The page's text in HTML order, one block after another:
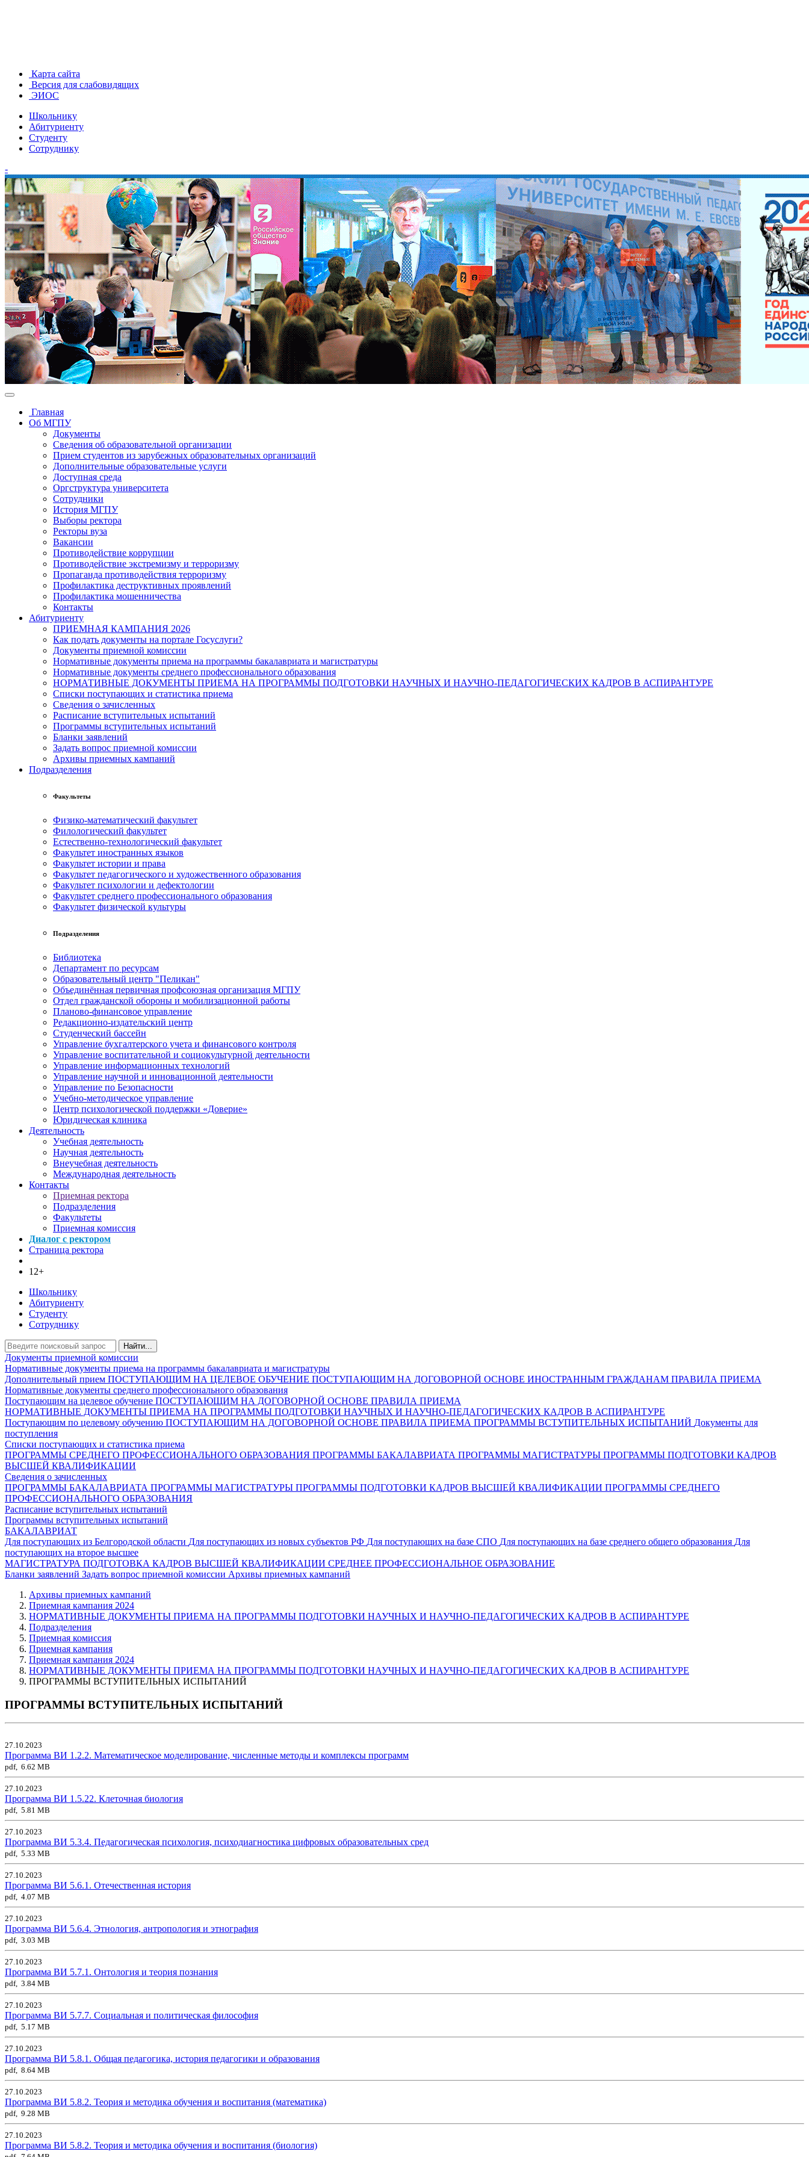
Карта сайта
Версия для слабовидящих
ЭИОС
Школьнику
Абитуриенту
Студенту
Сотруднику
-
Главная
Об МГПУ
Документы
Сведения об образовательной организации
Прием студентов из зарубежных образовательных организаций
Дополнительные образовательные услуги
Доступная среда
Оргструктура университета
Сотрудники
История МГПУ
Выборы ректора
Ректоры вуза
Вакансии
Противодействие коррупции
Противодействие экстремизму и терроризму
Пропаганда противодействия терроризму
Профилактика деструктивных проявлений
Профилактика мошенничества
Контакты
Абитуриенту
ПРИЕМНАЯ КАМПАНИЯ 2026
Как подать документы на портале Госуслуги?
Документы приемной комиссии
Нормативные документы приема на программы бакалавриата и магистратуры
Нормативные документы среднего профессионального образования
НОРМАТИВНЫЕ ДОКУМЕНТЫ ПРИЕМА НА ПРОГРАММЫ ПОДГОТОВКИ НАУЧНЫХ И НАУЧНО-ПЕДАГОГИЧЕСКИХ КАДРОВ В АСПИРАНТУРЕ
Списки поступающих и статистика приема
Сведения о зачисленных
Расписание вступительных испытаний
Программы вступительных испытаний
Бланки заявлений
Задать вопрос приемной комиссии
Архивы приемных кампаний
Подразделения
Факультеты
Физико-математический факультет
Филологический факультет
Естественно-технологический факультет
Факультет иностранных языков
Факультет истории и права
Факультет педагогического и художественного образования
Факультет психологии и дефектологии
Факультет среднего профессионального образования
Факультет физической культуры
Подразделения
Библиотека
Департамент по ресурсам
Образовательный центр "Пеликан"
Объединённая первичная профсоюзная организация МГПУ
Отдел гражданской обороны и мобилизационной работы
Планово-финансовое управление
Редакционно-издательский центр
Студенческий бассейн
Управление бухгалтерского учета и финансового контроля
Управление воспитательной и социокультурной деятельности
Управление информационных технологий
Управление научной и инновационной деятельности
Управление по Безопасности
Учебно-методическое управление
Центр психологической поддержки «Доверие»
Юридическая клиника
Деятельность
Учебная деятельность
Научная деятельность
Внеучебная деятельность
Международная деятельность
Контакты
Приемная ректора
Подразделения
Факультеты
Приемная комиссия
Диалог с ректором
Страница ректора
12+
Школьнику
Абитуриенту
Студенту
Сотруднику
Найти...
Документы приемной комиссии
Нормативные документы приема на программы бакалавриата и магистратуры
Дополнительный прием ПОСТУПАЮЩИМ НА ЦЕЛЕВОЕ ОБУЧЕНИЕ ПОСТУПАЮЩИМ НА ДОГОВОРНОЙ ОСНОВЕ ИНОСТРАННЫМ ГРАЖДАНАМ ПРАВИЛА ПРИЕМА
Нормативные документы среднего профессионального образования
Поступающим на целевое обучение ПОСТУПАЮЩИМ НА ДОГОВОРНОЙ ОСНОВЕ ПРАВИЛА ПРИЕМА
НОРМАТИВНЫЕ ДОКУМЕНТЫ ПРИЕМА НА ПРОГРАММЫ ПОДГОТОВКИ НАУЧНЫХ И НАУЧНО-ПЕДАГОГИЧЕСКИХ КАДРОВ В АСПИРАНТУРЕ
Поступающим по целевому обучению ПОСТУПАЮЩИМ НА ДОГОВОРНОЙ ОСНОВЕ ПРАВИЛА ПРИЕМА ПРОГРАММЫ ВСТУПИТЕЛЬНЫХ ИСПЫТАНИЙ Документы для
поступления
Списки поступающих и статистика приема
ПРОГРАММЫ СРЕДНЕГО ПРОФЕССИОНАЛЬНОГО ОБРАЗОВАНИЯ ПРОГРАММЫ БАКАЛАВРИАТА ПРОГРАММЫ МАГИСТРАТУРЫ ПРОГРАММЫ ПОДГОТОВКИ КАДРОВ
ВЫСШЕЙ КВАЛИФИКАЦИИ
Сведения о зачисленных
ПРОГРАММЫ БАКАЛАВРИАТА ПРОГРАММЫ МАГИСТРАТУРЫ ПРОГРАММЫ ПОДГОТОВКИ КАДРОВ ВЫСШЕЙ КВАЛИФИКАЦИИ ПРОГРАММЫ СРЕДНЕГО
ПРОФЕССИОНАЛЬНОГО ОБРАЗОВАНИЯ
Расписание вступительных испытаний
Программы вступительных испытаний
БАКАЛАВРИАТ
Для поступающих из Белгородской области Для поступающих из новых субъектов РФ Для поступающих на базе СПО Для поступающих на базе среднего общего образования Для
поступающих на второе высшее
МАГИСТРАТУРА ПОДГОТОВКА КАДРОВ ВЫСШЕЙ КВАЛИФИКАЦИИ СРЕДНЕЕ ПРОФЕССИОНАЛЬНОЕ ОБРАЗОВАНИЕ
Бланки заявлений Задать вопрос приемной комиссии Архивы приемных кампаний
Архивы приемных кампаний
Приемная кампания 2024
НОРМАТИВНЫЕ ДОКУМЕНТЫ ПРИЕМА НА ПРОГРАММЫ ПОДГОТОВКИ НАУЧНЫХ И НАУЧНО-ПЕДАГОГИЧЕСКИХ КАДРОВ В АСПИРАНТУРЕ
Подразделения
Приемная комиссия
Приемная кампания
Приемная кампания 2024
НОРМАТИВНЫЕ ДОКУМЕНТЫ ПРИЕМА НА ПРОГРАММЫ ПОДГОТОВКИ НАУЧНЫХ И НАУЧНО-ПЕДАГОГИЧЕСКИХ КАДРОВ В АСПИРАНТУРЕ
ПРОГРАММЫ ВСТУПИТЕЛЬНЫХ ИСПЫТАНИЙ
ПРОГРАММЫ ВСТУПИТЕЛЬНЫХ ИСПЫТАНИЙ
27.10.2023
Программа ВИ 1.2.2. Математическое моделирование, численные методы и комплексы программ
pdf, 6.62 MB
27.10.2023
Программа ВИ 1.5.22. Клеточная биология
pdf, 5.81 MB
27.10.2023
Программа ВИ 5.3.4. Педагогическая психология, психодиагностика цифровых образовательных сред
pdf, 5.33 MB
27.10.2023
Программа ВИ 5.6.1. Отечественная история
pdf, 4.07 MB
27.10.2023
Программа ВИ 5.6.4. Этнология, антропология и этнография
pdf, 3.03 MB
27.10.2023
Программа ВИ 5.7.1. Онтология и теория познания
pdf, 3.84 MB
27.10.2023
Программа ВИ 5.7.7. Социальная и политическая философия
pdf, 5.17 MB
27.10.2023
Программа ВИ 5.8.1. Общая педагогика, история педагогики и образования
pdf, 8.64 MB
27.10.2023
Программа ВИ 5.8.2. Теория и методика обучения и воспитания (математика)
pdf, 9.28 MB
27.10.2023
Программа ВИ 5.8.2. Теория и методика обучения и воспитания (биология)